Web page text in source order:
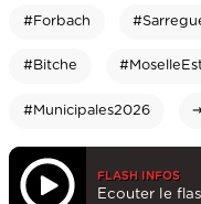
#Forbach
#Bitche
#Municipales2026
FLASH INFOS
Ecouter le